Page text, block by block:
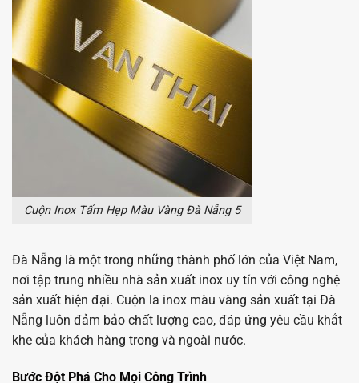
Cuộn Inox Tấm Hẹp Màu Vàng Đà Nẵng 5
Đà Nẵng là một trong những thành phố lớn của Việt Nam,
nơi tập trung nhiều nhà sản xuất inox uy tín với công nghệ
sản xuất hiện đại. Cuộn la inox màu vàng sản xuất tại Đà
Nẵng luôn đảm bảo chất lượng cao, đáp ứng yêu cầu khắt
khe của khách hàng trong và ngoài nước.
Bước Đột Phá Cho Mọi Công Trình